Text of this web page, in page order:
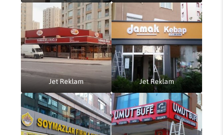
Jet Reklam Jet Reklam